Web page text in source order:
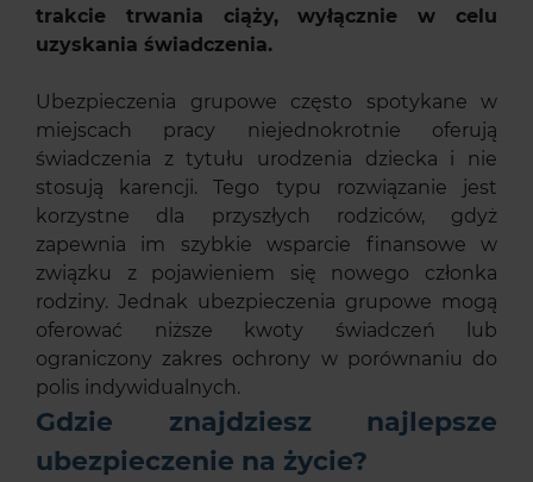
trakcie trwania ciąży, wyłącznie w celu
uzyskania świadczenia.
Ubezpieczenia grupowe często spotykane w
miejscach pracy niejednokrotnie oferują
świadczenia z tytułu urodzenia dziecka i nie
stosują karencji. Tego typu rozwiązanie jest
korzystne dla przyszłych rodziców, gdyż
zapewnia im szybkie wsparcie finansowe w
związku z pojawieniem się nowego członka
rodziny. Jednak ubezpieczenia grupowe mogą
oferować niższe kwoty świadczeń lub
ograniczony zakres ochrony w porównaniu do
polis indywidualnych.
Gdzie znajdziesz najlepsze
ubezpieczenie na życie?